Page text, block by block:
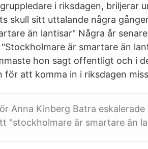
i riksdagen, briljerar
skull sitt uttalande några
än lantisar" Några år
är smartare än
hon sagt offentligt och i
för att komma in i riksdagen
Anna Kinberg Batra
"stockholmare är smartare än